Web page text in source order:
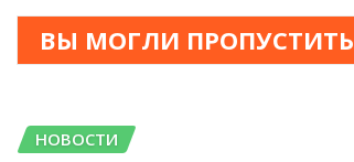
ВЫ МОГЛИ ПРОПУСТИТЬ
НОВОСТИ